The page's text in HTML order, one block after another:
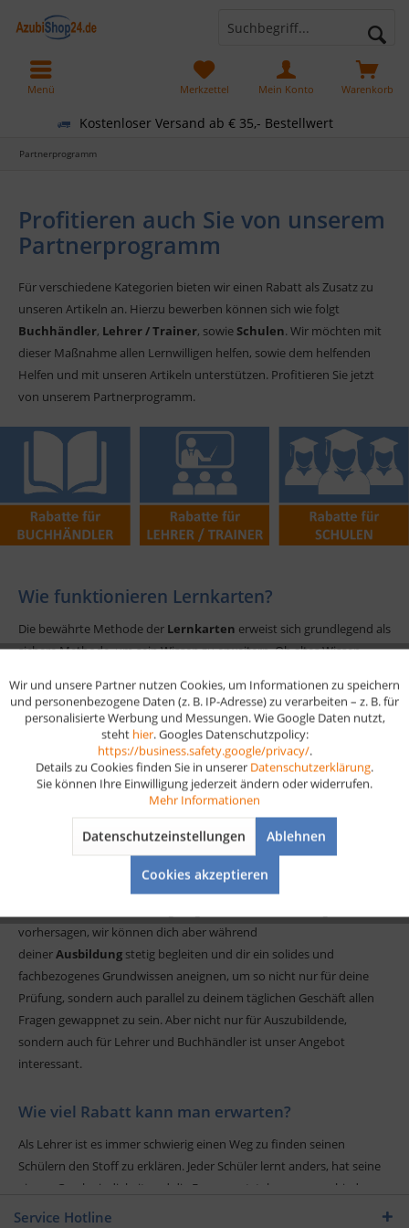
Kostenloser Versand ab € 35,- Bestellwert
Warenkorb
Merkzettel Mein Konto
Menü
Partnerprogramm
Wie funktionieren Lernkarten?
Die bewährte Methode der Lernkarten erweist sich grundlegend als
sichere Methode, um sein Wissen zu erweitern. Ob altes Wissen
systematisch machbar und auf diese Weise werden Erfolge erzielt.
UnserePrüfungsvorbereitungenbieten eine ideale Ausgangslage,
um mit einem guten Gefühl in diePrüfungzu gehen.
• prüfungsnahe Fragen
WISO Lernkarten
MP3 Hörbücher
• Spar Pakete & Kombi Pakete
• bewährtes Frage und Antwort Prinzip
vorhersagen, wir können dich aber während
deinerAusbildung stetig begleiten und dir ein solides und
fachbezogenes Grundwissen aneignen, um so nicht nur für deine
Prüfung, sondern auch parallel zu deinem täglichen Geschäft allen
Fragen gewappnet zu sein. Aber nicht nur für Auszubildende,
sondern auch für Lehrer und Buchhändler ist unser Angebot
interessant.
Wie viel Rabatt kann man erwarten?
Als Lehrer ist es immer schwierig einen Weg zu finden seinen
Schülern den Stoff zu erklären. Jeder Schüler lernt anders, hat seine
eigene Geschwindigkeit und die Fragen entstehen an verschiedenen
Stellen. Wir unterstützen auch hierbei mit unseren Lernkarten, mit
Profitieren auch Sie von unserem
Partnerprogramm
Für verschiedene Kategorien bieten wir einen Rabatt als Zusatz zu
unseren Artikeln an. Hierzu bewerben können sich wie folgt
Buchhändler, Lehrer / Trainer, sowieSchulen. Wir möchten mit
dieser Maßnahme allen Lernwilligen helfen, sowie dem helfenden
Helfen und mit unseren Artikeln unterstützen. Profitieren Sie jetzt
von unserem Partnerprogramm.
Hierbei sprechen wir von einem dauerhaften Rabatt von10-35 %
je
nach Kundengruppe und Bestellwert. Rufen Sie noch heute ihren
Berater an, denn anfragen lohnt sich auf jeden Fall!
Service Hotline
Funktionale Aktiv
Aktiv
Wir und unsere Partner nutzen Cookies, um Informationen zu speichern
und personenbezogene Daten (z. B. IP-Adresse) zu verarbeiten – z. B. für
personalisierte Werbung und Messungen. Wie Google Daten nutzt,
steht hier. Googles Datenschutzpolicy:
https://business.safety.google/privacy/.
Details zu Cookies finden Sie in unserer Datenschutzerklärung.
Sie können Ihre Einwilligung jederzeit ändern oder widerrufen.
Mehr Informationen
Datenschutzeinstellungen Ablehnen
Cookies akzeptieren